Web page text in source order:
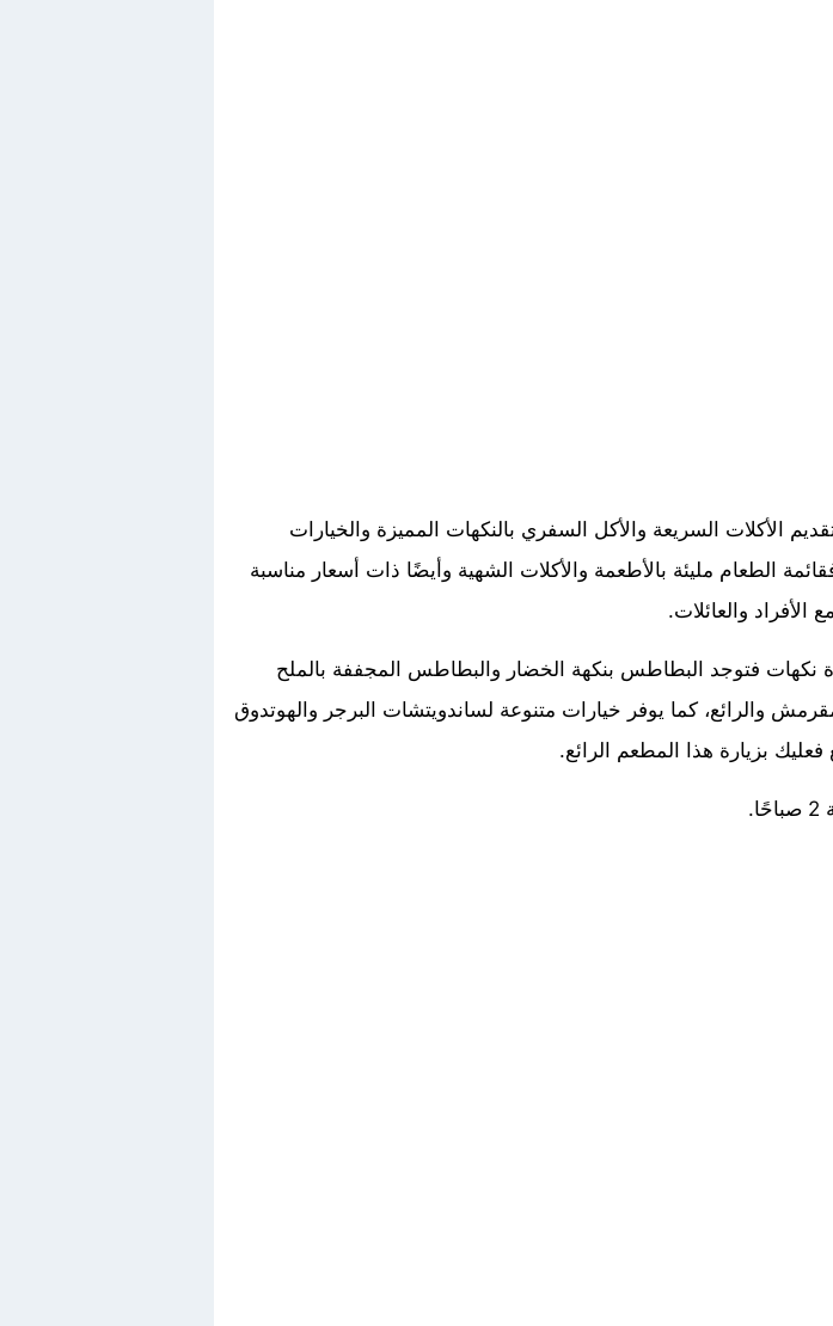
السريعة والأكل السفري بالنكهات المميزة والخيارات
الطعام مليئة بالأطعمة والأكلات الشهية وأيضًا ذات أسعار مناسبة
والعائلات.
نكهات فتوجد البطاطس بنكهة الخضار والبطاطس المجففة بالملح
والرائع، كما يوفر خيارات متنوعة لساندويتشات البرجر والهوتدوق
بزيارة هذا المطعم الرائع.